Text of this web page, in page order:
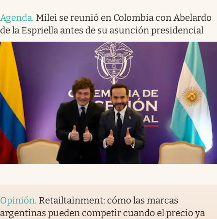
Agenda. Milei se reunió en Colombia con Abelardo
de la Espriella antes de su asunción presidencial
Opinión. Retailtainment: cómo las marcas
argentinas pueden competir cuando el precio ya